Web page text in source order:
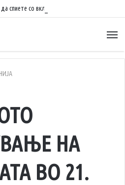
спиете со вклучен вентилатор?
НА
ВО 21.